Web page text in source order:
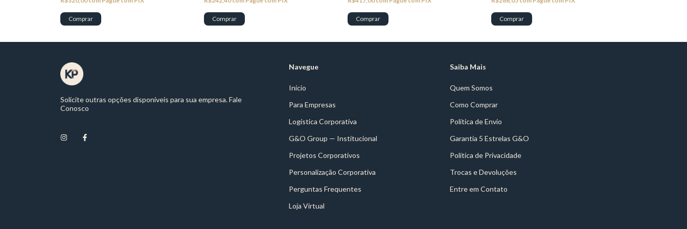
Solicite outras opções disponíveis para sua empresa. Fale
Conosco
Navegue
Início
Para Empresas
Logística Corporativa
G&O Group — Institucional
Projetos Corporativos
Personalização Corporativa
Perguntas Frequentes
Loja Virtual
Saiba Mais
Quem Somos
Como Comprar
Política de Envio
Garantia 5 Estrelas G&O
Política de Privacidade
Trocas e Devoluções
Entre em Contato